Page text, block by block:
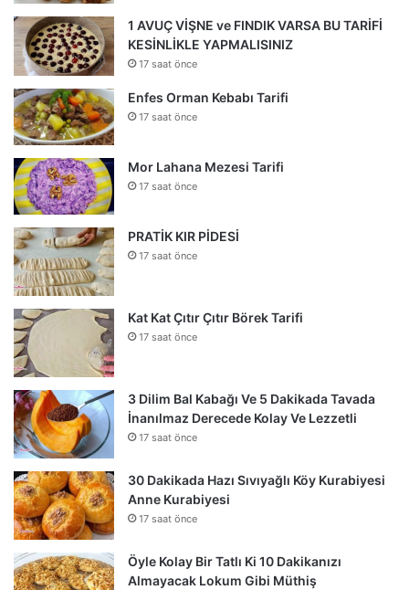
1 AVUÇ VİŞNE ve FINDIK VARSA BU TARİFİ
KESİNLİKLE YAPMALISINIZ
17 saat önce
Enfes Orman Kebabı Tarifi
17 saat önce
Mor Lahana Mezesi Tarifi
17 saat önce
PRATİK KIR PİDESİ
17 saat önce
Kat Kat Çıtır Çıtır Börek Tarifi
17 saat önce
3 Dilim Bal Kabağı Ve 5 Dakikada Tavada
İnanılmaz Derecede Kolay Ve Lezzetli
17 saat önce
30 Dakikada Hazı Sıvıyağlı Köy Kurabiyesi
Anne Kurabiyesi
17 saat önce
Öyle Kolay Bir Tatlı Ki 10 Dakikanızı
Almayacak Lokum Gibi Müthiş